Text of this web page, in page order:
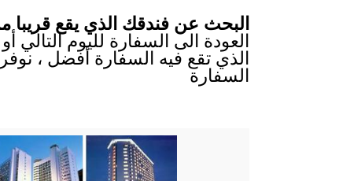
البحث عن فندقك الذي يقع قريبا
العودة الى السفارة لليوم
الذي تقع فيه السفارة أفضل ،
السفارة